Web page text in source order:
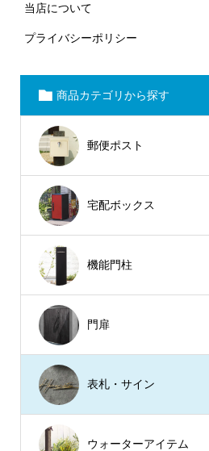
当店について
プライバシーポリシー
商品カテゴリから探す
郵便ポスト
宅配ボックス
機能門柱
門扉
表札・サイン
ウォーターアイテム